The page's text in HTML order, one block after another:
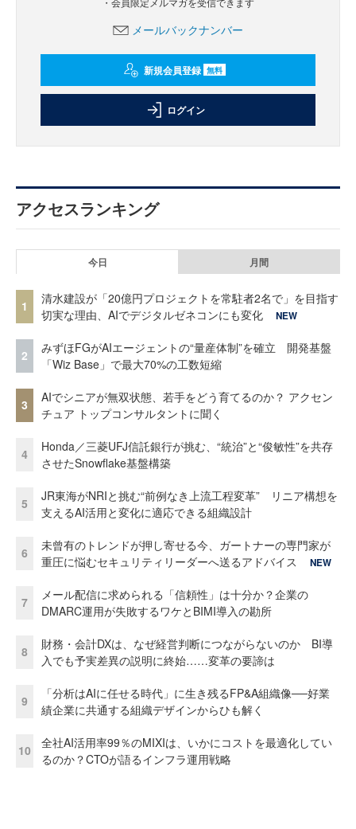
メールバックナンバー
新規会員登録 無料
ログイン
アクセスランキング
今日 月間
1
清水建設が「20億円プロジェクトを常駐者2名で」を目指す
切実な理由、AIでデジタルゼネコンにも変化
NEW
2
みずほFGがAIエージェントの“量産体制”を確立 開発基盤
「Wiz Base」で最大70%の工数短縮
3
AIでシニアが無双状態、若手をどう育てるのか？ アクセン
チュア トップコンサルタントに聞く
4
Honda／三菱UFJ信託銀行が挑む、“統治”と“俊敏性”を共存
させたSnowflake基盤構築
5
JR東海がNRIと挑む“前例なき上流工程変革” リニア構想を
支えるAI活用と変化に適応できる組織設計
6
未曾有のトレンドが押し寄せる今、ガートナーの専門家が
重圧に悩むセキュリティリーダーへ送るアドバイス
NEW
7
メール配信に求められる「信頼性」は十分か？企業の
DMARC運用が失敗するワケとBIMI導入の勘所
8
財務・会計DXは、なぜ経営判断につながらないのか BI導
入でも予実差異の説明に終始……変革の要諦は
9
「分析はAIに任せる時代」に生き残るFP&A組織像──好業
績企業に共通する組織デザインからひも解く
10
全社AI活用率99％のMIXIは、いかにコストを最適化してい
るのか？CTOが語るインフラ運用戦略